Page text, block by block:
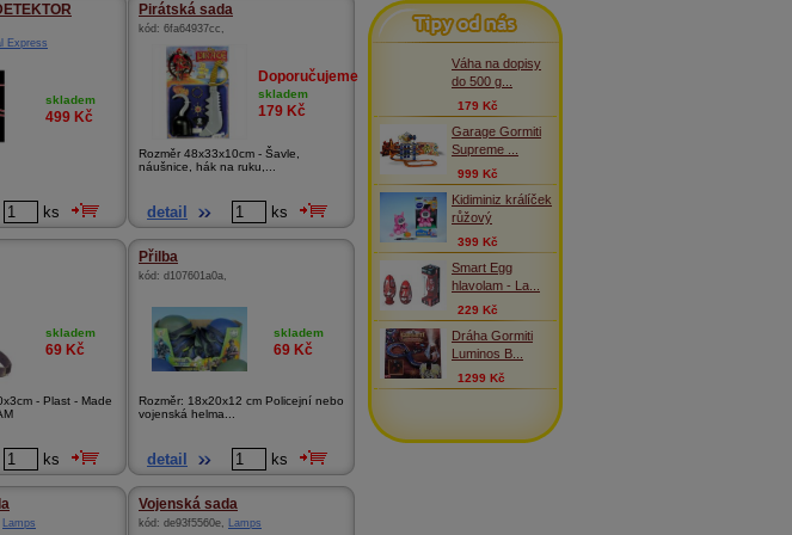
Express
skladem
499 Kč
ks
Pirátská sada
kód: 6fa64937cc ,
Doporučujeme
skladem
179 Kč
Rozměr 48x33x10cm - Šavle,
náušnice, hák na ruku,...
detail ks
skladem
69 Kč
- Plast - Made
ks
Přilba
kód: d107601a0a,
skladem
69 Kč
Rozměr: 18x20x12 cm Policejní nebo
vojenská helma...
detail ks
Lamps
Vojenská sada
kód: de93f5560e, Lamps
Tipy od nás
Váha na dopisy
do 500 g...
179 Kč
Garage Gormiti
Supreme ...
999 Kč
Kidiminiz králíček
růžový
399 Kč
Smart Egg
hlavolam - La...
229 Kč
Dráha Gormiti
Luminos B...
1299 Kč